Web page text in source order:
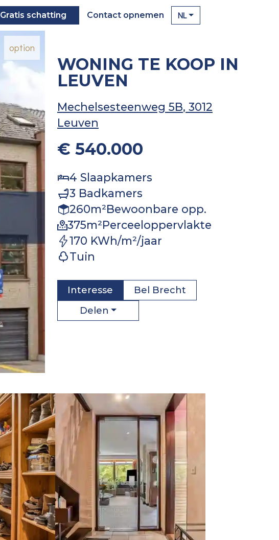
Gratis schatting Contact opnemen NL
option
WONING TE KOOP IN
LEUVEN
Mechelsesteenweg 5B, 3012
Leuven
€ 540.000
4 Slaapkamers
3 Badkamers
260m²Bewoonbare opp.
375m²Perceeloppervlakte
170 KWh/m²/jaar
Tuin
Interesse Bel Brecht
Delen